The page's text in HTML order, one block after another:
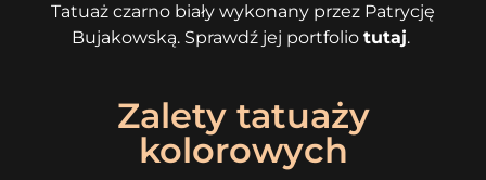
Tatuaż czarno biały wykonany przez Patrycję
Bujakowską. Sprawdź jej portfolio tutaj.
Zalety tatuaży
kolorowych